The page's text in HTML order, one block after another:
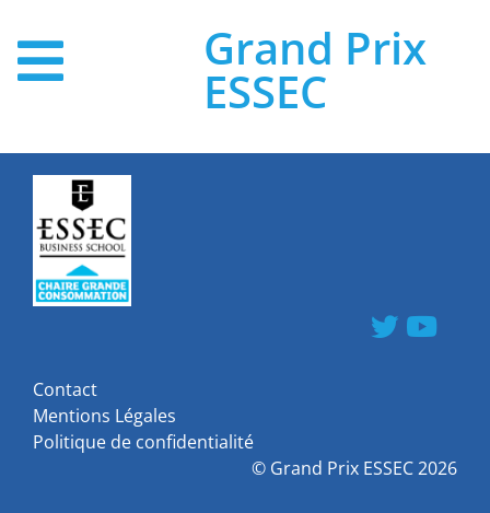
Grand Prix
ESSEC
Contact
Mentions Légales
Politique de confidentialité
© Grand Prix ESSEC2026